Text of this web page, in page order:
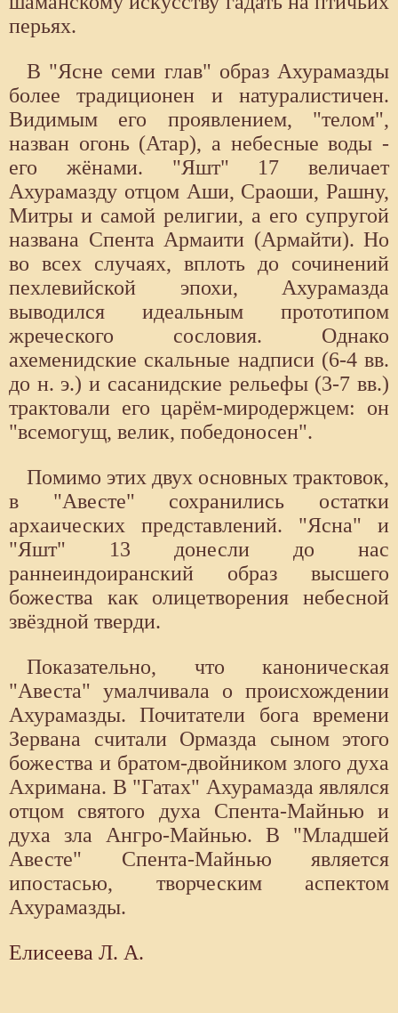
перьях.
В "Ясне семи глав" образ Ахурамазды
более традиционен и натуралистичен.
Видимым его проявлением, "телом",
назван огонь (Атар), а небесные воды -
его жёнами. "Яшт" 17 величает
Ахурамазду отцом Аши, Сраоши, Рашну,
Митры и самой религии, а его супругой
названа Спента Армаити (Армайти). Но
во всех случаях, вплоть до сочинений
пехлевийской эпохи, Ахурамазда
выводился идеальным прототипом
жреческого сословия. Однако
ахеменидские скальные надписи (6-4 вв.
до н. э.) и сасанидские рельефы (3-7 вв.)
трактовали его царём-миродержцем: он
"всемогущ, велик, победоносен".
Помимо этих двух основных трактовок,
в "Авесте" сохранились остатки
архаических представлений. "Ясна" и
"Яшт" 13 донесли до нас
раннеиндоиранский образ высшего
божества как олицетворения небесной
звёздной тверди.
Показательно, что каноническая
"Авеста" умалчивала о происхождении
Ахурамазды. Почитатели бога времени
Зервана считали Ормазда сыном этого
божества и братом-двойником злого духа
Ахримана. В "Гатах" Ахурамазда являлся
отцом святого духа Спента-Майнью и
духа зла Ангро-Майнью. В "Младшей
Авесте" Спента-Майнью является
ипостасью, творческим аспектом
Ахурамазды.
Елисеева Л. А.